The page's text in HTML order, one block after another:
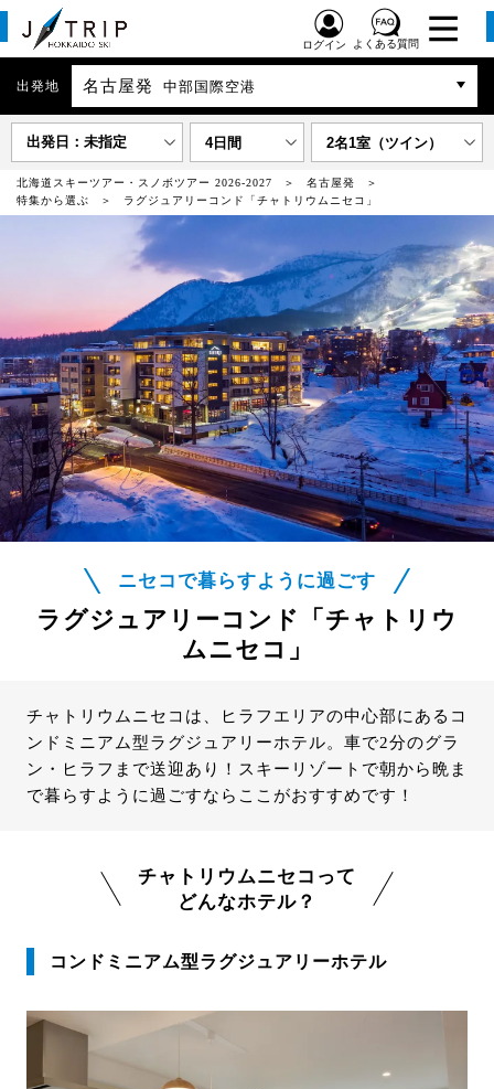
ログイン よくある質問
出発地 名古屋発 中部国際空港
出発日：未指定 4日間 2名1室（ツイン）
北海道スキーツアー・スノボツアー 2026-2027
名古屋発
特集から選ぶ
ラグジュアリーコンド「チャトリウムニセコ」
ニセコで暮らすように過ごす
ラグジュアリーコンド「チャトリウ
ムニセコ」
チャトリウムニセコは、ヒラフエリアの中心部にあるコ
ンドミニアム型ラグジュアリーホテル。車で2分のグラ
ン・ヒラフまで送迎あり！スキーリゾートで朝から晩ま
で暮らすように過ごすならここがおすすめです！
チャトリウムニセコって
どんなホテル？
コンドミニアム型ラグジュアリーホテル